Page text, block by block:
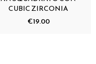
CUBIC ZIRCONIA
€19.00